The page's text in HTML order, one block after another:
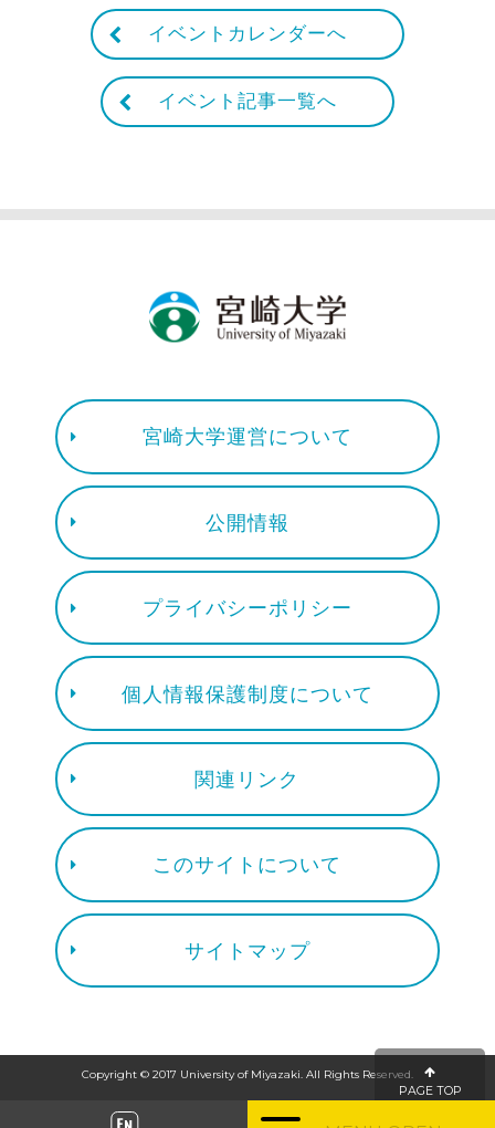
イベントカレンダーへ
イベント記事一覧へ
宮崎大学運営について
公開情報
プライバシーポリシー
個人情報保護制度について
関連リンク
このサイトについて
サイトマップ
PAGE TOP
Copyright © 2017 University of Miyazaki. All Rights Reserved.